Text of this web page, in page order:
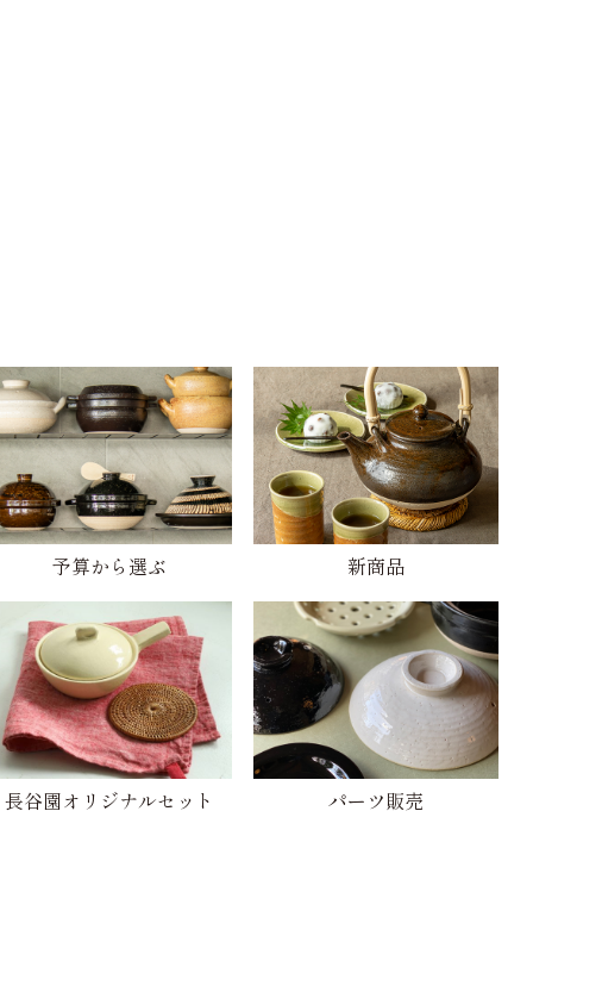
予算から選ぶ 新商品
長谷園オリジナルセット パーツ販売